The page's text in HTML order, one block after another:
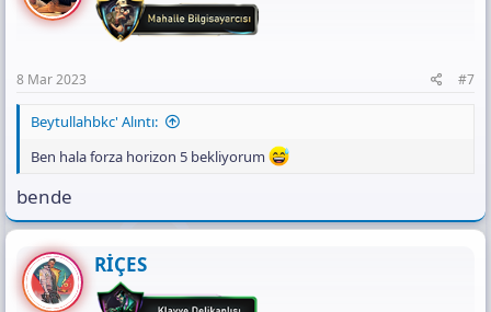
8 Mar 2023 #7
Beytullahbkc' Alıntı:
Ben hala forza horizon 5 bekliyorum
bende
RİÇES